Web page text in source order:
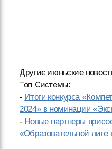
Другие июньские
Топ Системы:
- Итоги конкурса
2024» в номинации
- Новые партнеры
«Образовательной лиге